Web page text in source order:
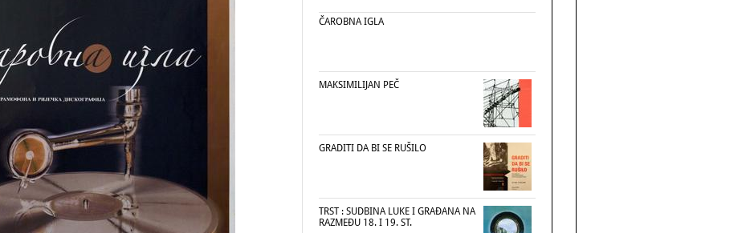
ČAROBNA IGLA
MAKSIMILIJAN PEČ
GRADITI DA BI SE RUŠILO
TRST : SUDBINA LUKE I GRAĐANA NA
RAZMEĐU 18. I 19. ST.